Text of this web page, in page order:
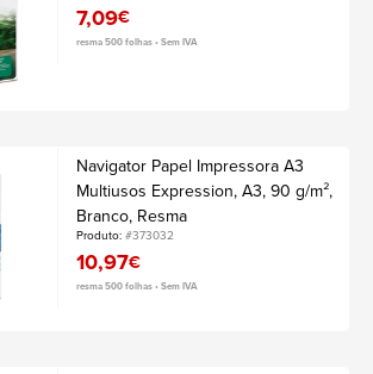
7,09€
resma 500 folhas • Sem IVA
Navigator Papel Impressora A3
Multiusos Expression, A3, 90 g/m²,
Branco, Resma
Produto:#373032
10,97€
resma 500 folhas • Sem IVA